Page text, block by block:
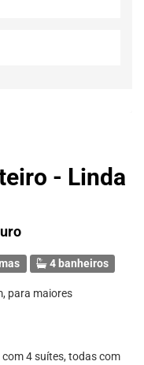
- Linda
4 banheiros
para maiores
4 suítes, todas com